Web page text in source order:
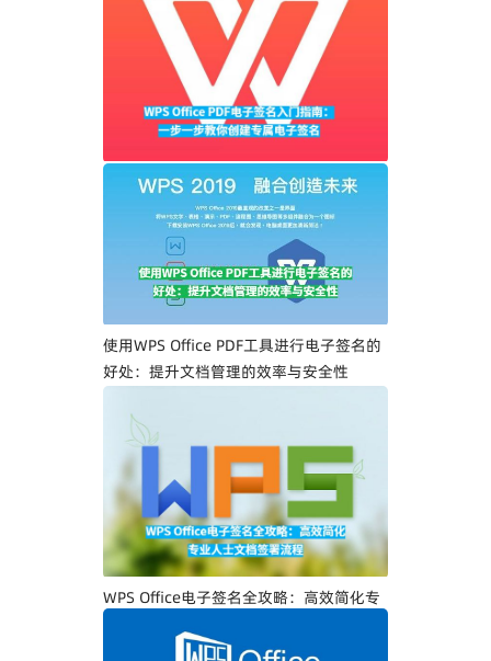
WPS Office PDF电子签名入门指南：一步
一步教你创建专属电子签名
使用WPS Office PDF工具进行电子签名的
好处：提升文档管理的效率与安全性
WPS Office电子签名全攻略：高效简化专